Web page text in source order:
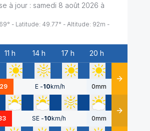
à jour : samedi 8 août 2026 à
° - Latitude: 49.77° - Altitude: 92m -
11 h 14 h 17 h 20 h
29 E -10km/h 0mm Détails
SE -10km/h 0mm Détails